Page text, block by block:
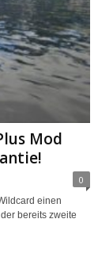
Mod
0
einen
bereits zweite